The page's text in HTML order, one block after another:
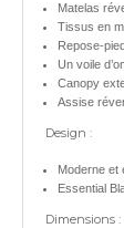
Matelas
Tissus en
Repose-
Un voile
Canopy
Assise
Design :
Moderne et
Essential
Dimensions :